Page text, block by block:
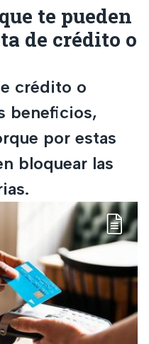
te pueden
de crédito o
crédito o
beneficios,
por estas
bloquear las